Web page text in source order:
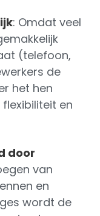
: Omdat veel
(telefoon,
de
het hen
en
door
van
en
wordt de